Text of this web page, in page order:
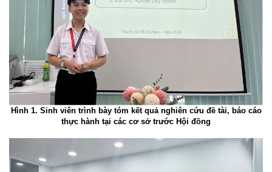
Hình 1. Sinh viên trình bày tóm kết quả nghiên cứu đề tài, báo cáo
thực hành tại các cơ sở trước Hội đồng